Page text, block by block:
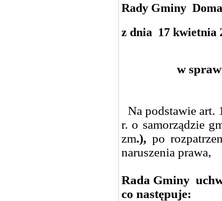
Rady Gminy
z dnia 17 kwietnia
w
Na podstawie art.
r. o samorządzie
zm.), po
naruszenia prawa,
Rada Gminy
co następuje: